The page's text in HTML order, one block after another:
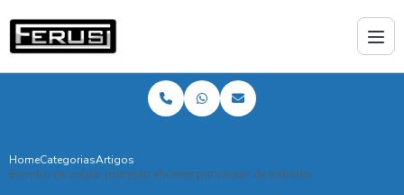
HomeCategoriasArtigos
Biombo de solda: proteção eficiente para áreas de trabalho